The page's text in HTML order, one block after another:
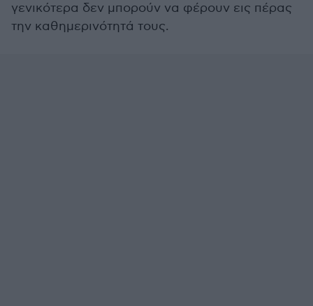
γενικότερα δεν μπορούν να φέρουν εις πέρας
την καθημερινότητά τους.